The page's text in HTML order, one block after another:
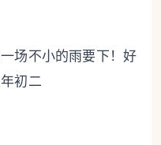
场不小的雨要下！好
初二